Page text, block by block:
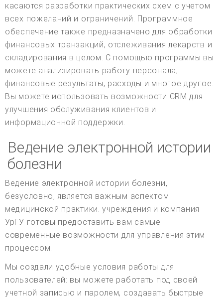
касаются разработки практических схем с учетом
всех пожеланий и ограничений. Программное
обеспечение также предназначено для обработки
финансовых транзакций, отслеживания лекарств и
складирования в целом. С помощью программы вы
можете анализировать работу персонала,
финансовые результаты, расходы и многое другое.
Вы можете использовать возможности CRM для
улучшения обслуживания клиентов и
информационной поддержки.
Ведение электронной истории
болезни
Ведение электронной истории болезни,
безусловно, является важным аспектом
медицинской практики. учреждения и компания
УрГУ готовы предоставить вам самые
современные возможности для управления этим
процессом.
Мы создали удобные условия работы для
пользователей: вы можете работать под своей
учетной записью и паролем, создавать быстрые